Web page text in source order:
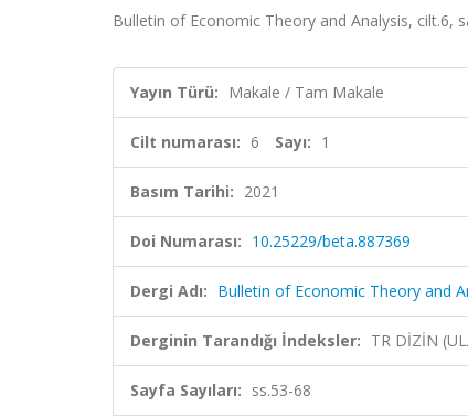
Bulletin of Economic Theory and Analysis, cilt.6,
Yayın Türü: Makale / Tam Makale
Cilt numarası: 6 Sayı: 1
Basım Tarihi: 2021
Doi Numarası: 10.25229/beta.887369
Dergi Adı: Bulletin of Economic Theory and
Derginin Tarandığı İndeksler: TR DİZİN
Sayfa Sayıları: ss.53-68